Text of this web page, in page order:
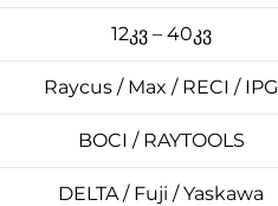
12კვ – 40კვ
Raycus / Max / RECI / IPG
BOCI / RAYTOOLS
DELTA / Fuji / Yaskawa